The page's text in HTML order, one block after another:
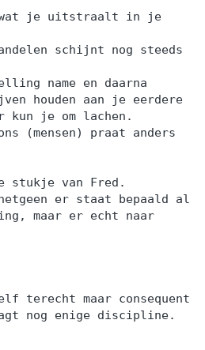
wat je uitstraalt in je
schijnt nog steeds
name en daarna
houden aan je eerdere
je om lachen.
(mensen) praat anders
stukje van Fred.
hetgeen er staat bepaald al
maar er echt naar
terecht maar consequent
nog enige discipline.